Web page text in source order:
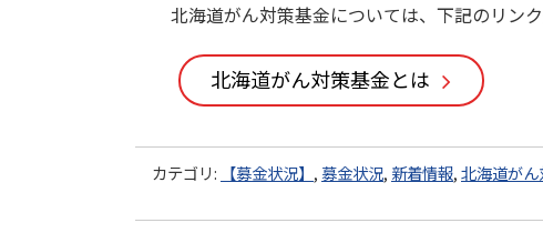
北海道がん対策基金については、下記のリン
北海道がん対策基金とは
カテゴリ: 【募金状況】 ,募金状況, 新着情報,北海道が